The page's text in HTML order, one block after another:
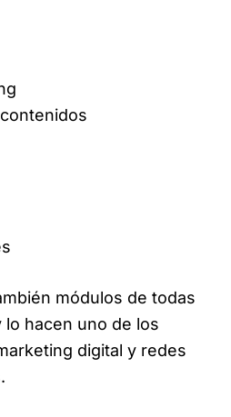
módulos de todas
hacen uno de los
digital y redes